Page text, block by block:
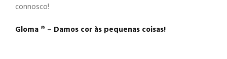
connosco!
Gloma ®️ – Damos cor às pequenas coisas!